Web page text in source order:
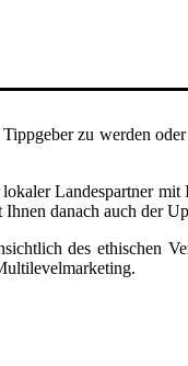
zu werden
Landespartner
danach auch der
des ethischen